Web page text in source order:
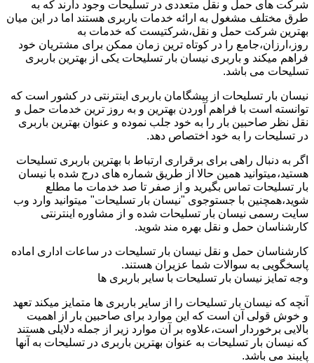
شرکت های حمل و نقل متعددی در تسلیحات وجود دارند که به
طرق مختلف مشغول به ارائه خدمات باربری هستند اما در این میان
بهترین شرکت حمل و نقل،شرکتیست که خدمات به
روز،ارزان،جامع را در کوتاه ترین زمان ممکن برای مشتریان خود
فراهم میکند و باربری نیسان بار تسلیحات یکی از بهترین باربری
تسلیحات می باشد.
نیسان بار تسلیحات از پیشگامان باربری اینترنتی در کشور است که
توانسته است با فراهم آوردن بهترین و به روز ترین خدمات حمل و
نقل نظر صاحبین بار را به خود جلب نموده و عنوان بهترین باربری
در تسلیحات را به خود اختصاص دهد.
اگر به دنبال راهی برای برقراری ارتباط با بهترین باربری تسلیحات
هستید،میتوانید همین حالا از طریق شماره های درج شده با نیسان
بار تسلیحات تماس بگیرید و از صفر تا صد خدمات ما مطلع
شوید،همچنین با جستوجوی "نیسان بار تسلیحات" میتوانید وارد وب
سایت رسمی نیسان بار تسلیحات شده و از مشاوره اینترنتی
کارشناسان حمل و نقل بهره مند شوید.
کارشناسان حمل و نقل نیسان بار تسلیحات در ساعات اداری اماده
پاسخگویی به سوالات شما عزیران هستند.
وجه تمایز نیسان بار تسلیحات با سایر باربری ها
آنچه که نیسان بار تسلیحات را از سایر باربری ها متمایز میکند تعهد
و خوش قولی آن است که این موارد برای صاحبین بار از اهمیت
بالایی برخوردار است،علاوه بر آن موارد زیر از جمله دلایلی هستند
که نیسان بار تسلیحات به عنوان بهترین باربری در تسلیحات به آنها
پایبند می باشد.